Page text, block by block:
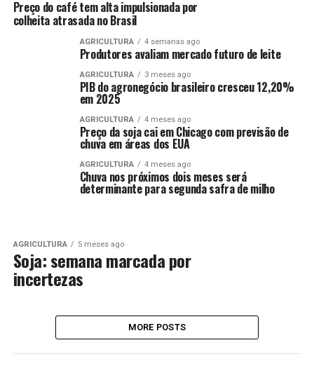
Preço do café tem alta impulsionada por
colheita atrasada no Brasil
AGRICULTURA 4 semanas ago
Produtores avaliam mercado futuro de leite
AGRICULTURA 3 meses ago
PIB do agronegócio brasileiro cresceu 12,20%
em 2025
AGRICULTURA 4 meses ago
Preço da soja cai em Chicago com previsão de
chuva em áreas dos EUA
AGRICULTURA 4 meses ago
Chuva nos próximos dois meses será
determinante para segunda safra de milho
AGRICULTURA 5 meses ago
Soja: semana marcada por
incertezas
MORE POSTS